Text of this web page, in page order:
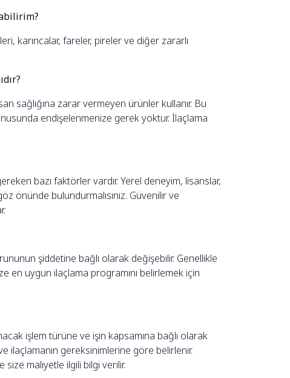
karıncalar, fareler, pireler ve diğer zararlı
sağlığına zarar vermeyen ürünler kullanır. Bu
endişelenmenize gerek yoktur. İlaçlama
bazı faktörler vardır. Yerel deneyim, lisanslar,
önünde bulundurmalısınız. Güvenilir ve
şiddetine bağlı olarak değişebilir. Genellikle
en uygun ilaçlama programını belirlemek için
işlem türüne ve işin kapsamına bağlı olarak
ilaçlamanın gereksinimlerine göre belirlenir.
maliyetle ilgili bilgi verilir.